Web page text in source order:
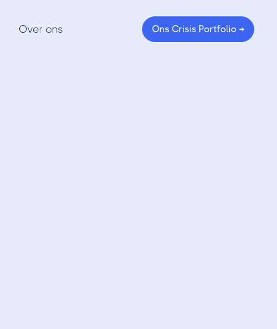
Over ons Ons Crisis Portfolio →